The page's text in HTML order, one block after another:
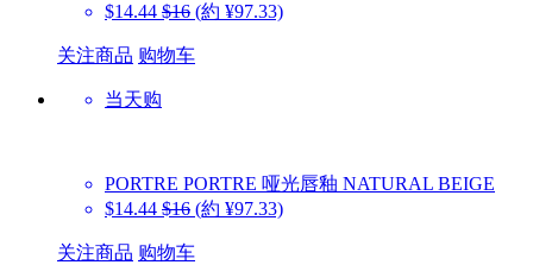
$14.44 $16 (約 ¥97.33)
关注商品 购物车
当天购
PORTRE PORTRE 哑光唇釉 NATURAL BEIGE
$14.44 $16 (約 ¥97.33)
关注商品 购物车